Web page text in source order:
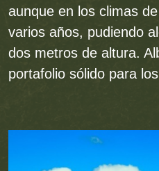
aunque en los climas
varios años, pudiendo
dos metros de altura.
portafolio sólido para